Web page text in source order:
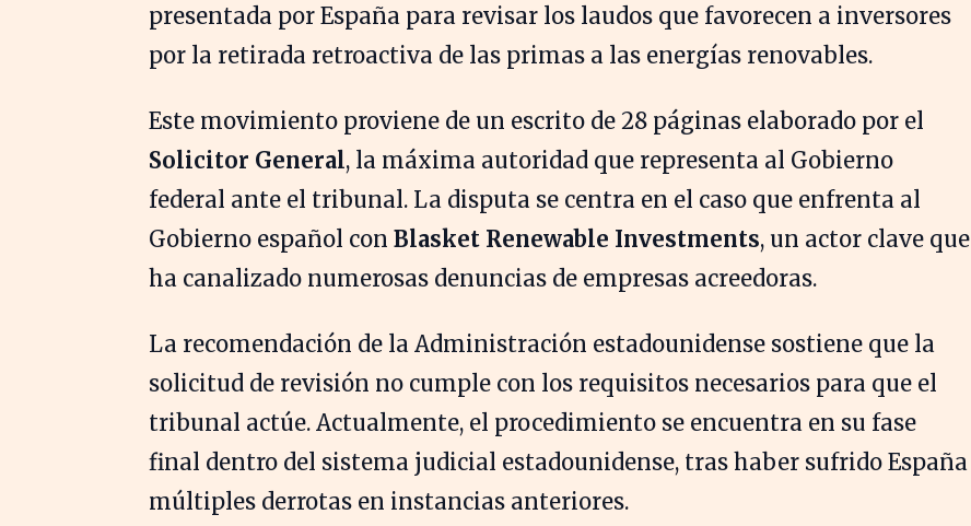
presentada por España para revisar los laudos que favorecen a inversores
por la retirada retroactiva de las primas a las energías renovables.
Este movimiento proviene de un escrito de 28 páginas elaborado por el
Solicitor General, la máxima autoridad que representa al Gobierno
federal ante el tribunal. La disputa se centra en el caso que enfrenta al
Gobierno español con Blasket Renewable Investments, un actor clave que
ha canalizado numerosas denuncias de empresas acreedoras.
La recomendación de la Administración estadounidense sostiene que la
solicitud de revisión no cumple con los requisitos necesarios para que el
tribunal actúe. Actualmente, el procedimiento se encuentra en su fase
final dentro del sistema judicial estadounidense, tras haber sufrido España
múltiples derrotas en instancias anteriores.